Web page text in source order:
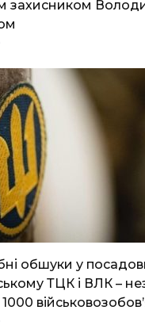
захисником
обшуки у
ТЦК і ВЛК –